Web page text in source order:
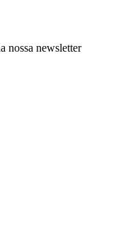
nossa newsletter